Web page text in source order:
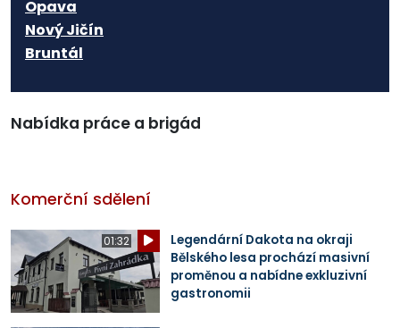
Opava
Nový Jičín
Bruntál
Nabídka práce a brigád
Komerční sdělení
01:32
Legendární Dakota na okraji
Bělského lesa prochází masivní
proměnou a nabídne exkluzivní
gastronomii